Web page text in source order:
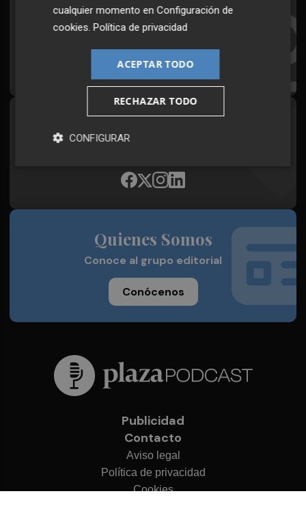
Suscríbete al Boletín
Todos los días a primera hora en tu email
¡Quiero suscribirme!
Plaza Podcast, desde cualquier medio
Quienes Somos
Conoce al grupo editorial
Conócenos
Publicidad
Contacto
Aviso legal
Política de privacidad
Cookies
cualquier momento enConfiguración de
cookies .Política de privacidad
ACEPTAR TODO
RECHAZAR TODO
CONFIGURAR